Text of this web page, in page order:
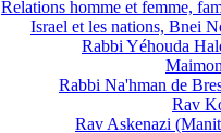
Relations homme et femme,
Israel et les nations, Bnei
Rabbi Yéhouda
Rabbi Na'hman de
Rav